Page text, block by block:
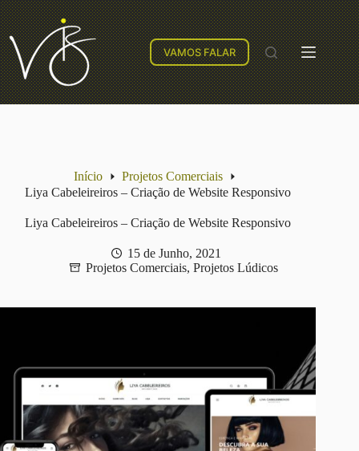
VAMOS FALAR
Início
Projetos Comerciais
Liya Cabeleireiros – Criação de Website Responsivo
Liya Cabeleireiros – Criação de Website Responsivo
15 de Junho, 2021
Projetos Comerciais,Projetos Lúdicos